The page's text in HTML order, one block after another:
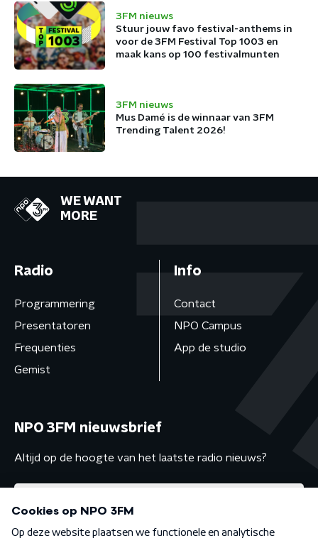
3FM nieuws
Stuur jouw favo festival-anthems in
voor de 3FM Festival Top 1003 en
maak kans op 100 festivalmunten
3FM nieuws
Mus Damé is de winnaar van 3FM
Trending Talent 2026!
WE WANT
MORE
Radio
Programmering
Presentatoren
Frequenties
Gemist
Info
Contact
NPO Campus
App de studio
NPO 3FM nieuwsbrief
Altijd op de hoogte van het laatste radio nieuws?